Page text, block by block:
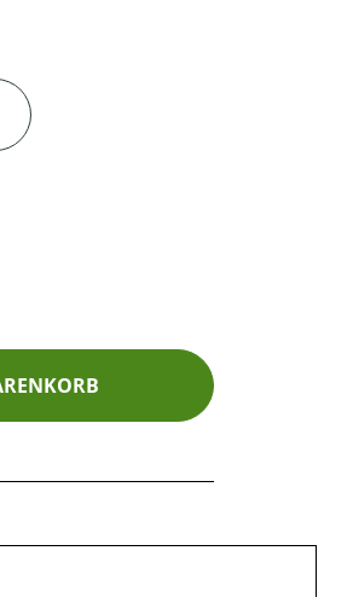
Wert ein oder